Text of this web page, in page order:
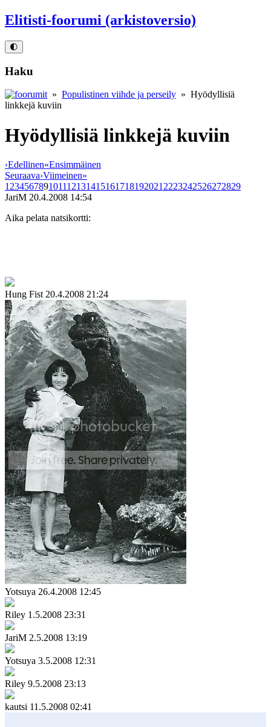
Elitisti-foorumi (arkistoversio)
🌓
Haku
» Populistinen viihde ja perseily » Hyödyllisiä
linkkejä kuviin
Hyödyllisiä linkkejä kuviin
‹Edellinen«Ensimmäinen
Seuraava›Viimeinen»
1 23456789101112131415161718192021 2223242526272829
JariM 20.4.2008 14:54
Aika pelata natsikortti:
Hung Fist 20.4.2008 21:24
Yotsuya 26.4.2008 12:45
Riley 1.5.2008 23:31
JariM 2.5.2008 13:19
Yotsuya 3.5.2008 12:31
Riley 9.5.2008 23:13
kautsi 11.5.2008 02:41